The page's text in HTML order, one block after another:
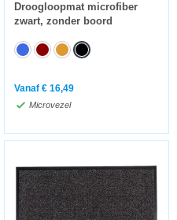
Droogloopmat microfiber
zwart, zonder boord
Vanaf € 16,49
Microvezel